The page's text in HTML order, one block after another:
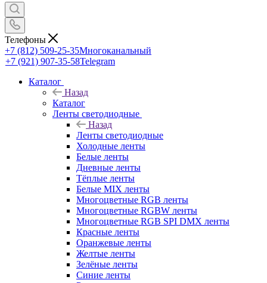
Телефоны
+7 (812) 509-25-35Многоканальный
+7 (921) 907-35-58Telegram
Каталог
Назад
Каталог
Ленты светодиодные
Назад
Ленты светодиодные
Холодные ленты
Белые ленты
Дневные ленты
Тёплые ленты
Белые MIX ленты
Многоцветные RGB ленты
Многоцветные RGBW ленты
Многоцветные RGB SPI DMX ленты
Красные ленты
Оранжевые ленты
Желтые ленты
Зелёные ленты
Синие ленты